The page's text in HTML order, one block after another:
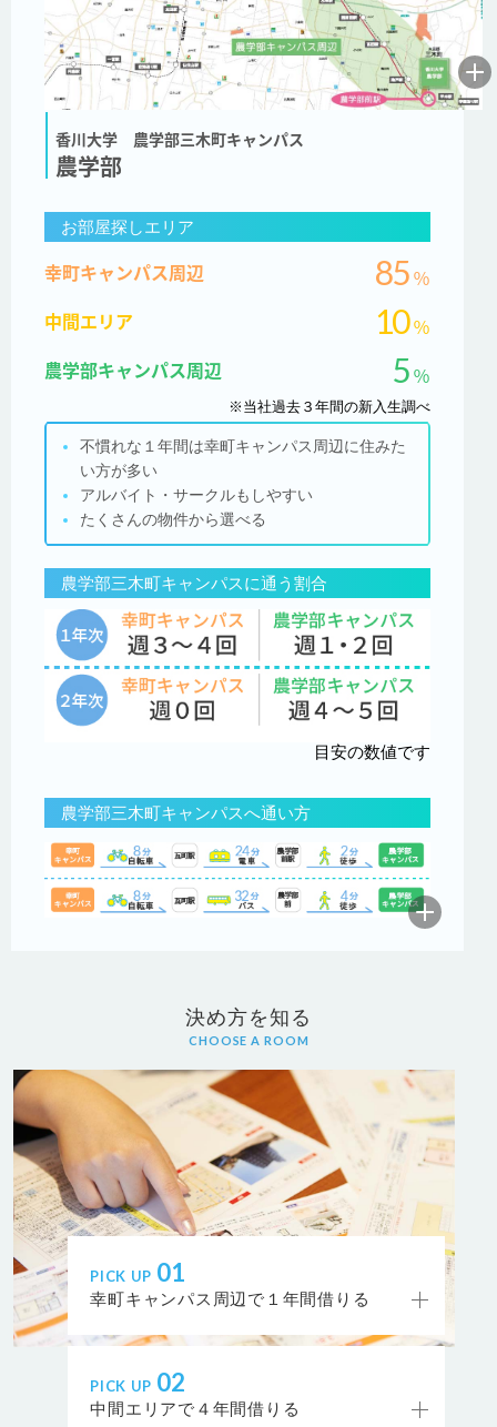
香川大学 農学部三木町キャンパス
農学部
お部屋探しエリア
幸町キャンパス周辺 85％
中間エリア
10％
農学部キャンパス周辺
5％
※当社過去３年間の新入生調べ
不慣れな１年間は幸町キャンパス周辺に住みた
い方が多い
アルバイト・サークルもしやすい
たくさんの物件から選べる
農学部三木町キャンパスに通う割合
目安の数値です
農学部三木町キャンパスへ通い方
決め方を知る
CHOOSE A ROOM
PICK UP 01
幸町キャンパス周辺で１年間借りる
PICK UP 02
中間エリアで４年間借りる